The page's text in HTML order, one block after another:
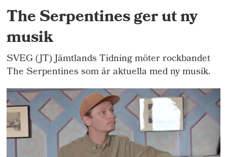
The Serpentines ger ut ny
musik
SVEG (JT) Jämtlands Tidning möter rockbandet
The Serpentines som är aktuella med ny musik.